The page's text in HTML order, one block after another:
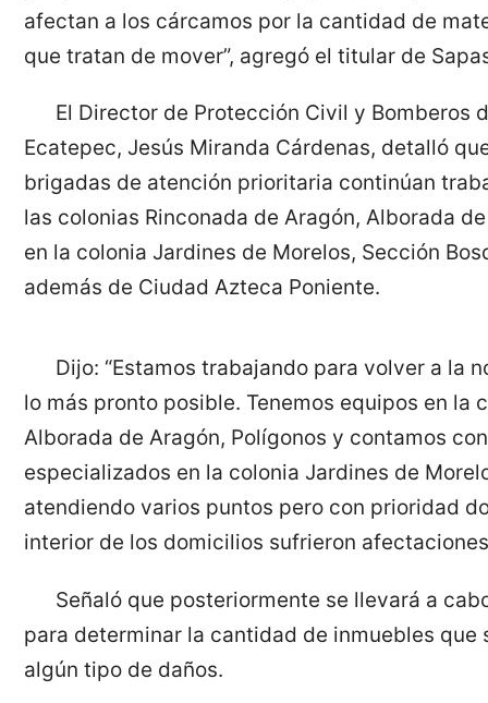
afectan a los cárcamos por la cantidad de
que tratan de mover”, agregó el titular de
El Director de Protección Civil y Bomberos
Ecatepec, Jesús Miranda Cárdenas, detalló
brigadas de atención prioritaria continúan
las colonias Rinconada de Aragón, Alborada
en la colonia Jardines de Morelos, Sección
además de Ciudad Azteca Poniente.
Dijo: “Estamos trabajando para volver a la
lo más pronto posible. Tenemos equipos en la
Alborada de Aragón, Polígonos y contamos
especializados en la colonia Jardines de
atendiendo varios puntos pero con prioridad
interior de los domicilios sufrieron
Señaló que posteriormente se llevará a
para determinar la cantidad de inmuebles que
algún tipo de daños.